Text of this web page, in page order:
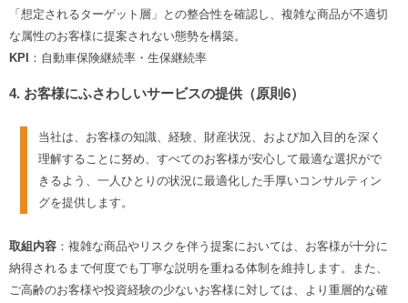
「想定されるターゲット層」との整合性を確認し、複雑な商品が不適切
な属性のお客様に提案されない態勢を構築。
KPI ：自動車保険継続率・生保継続率
4. お客様にふさわしいサービスの提供（原則6）
当社は、お客様の知識、経験、財産状況、および加入目的を深く
理解することに努め、すべてのお客様が安心して最適な選択がで
きるよう、一人ひとりの状況に最適化した手厚いコンサルティン
グを提供します。
取組内容 ：複雑な商品やリスクを伴う提案においては、お客様が十分に
納得されるまで何度でも丁寧な説明を重ねる体制を維持します。また、
ご高齢のお客様や投資経験の少ないお客様に対しては、より重層的な確